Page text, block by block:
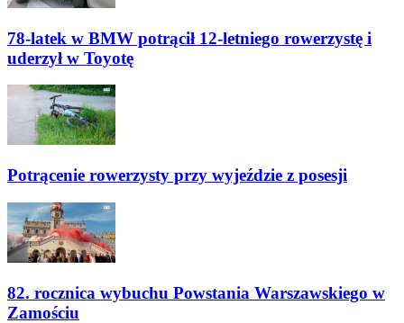
78-latek w BMW potrącił 12-letniego rowerzystę i
uderzył w Toyotę
Potrącenie rowerzysty przy wyjeździe z posesji
82. rocznica wybuchu Powstania Warszawskiego w
Zamościu